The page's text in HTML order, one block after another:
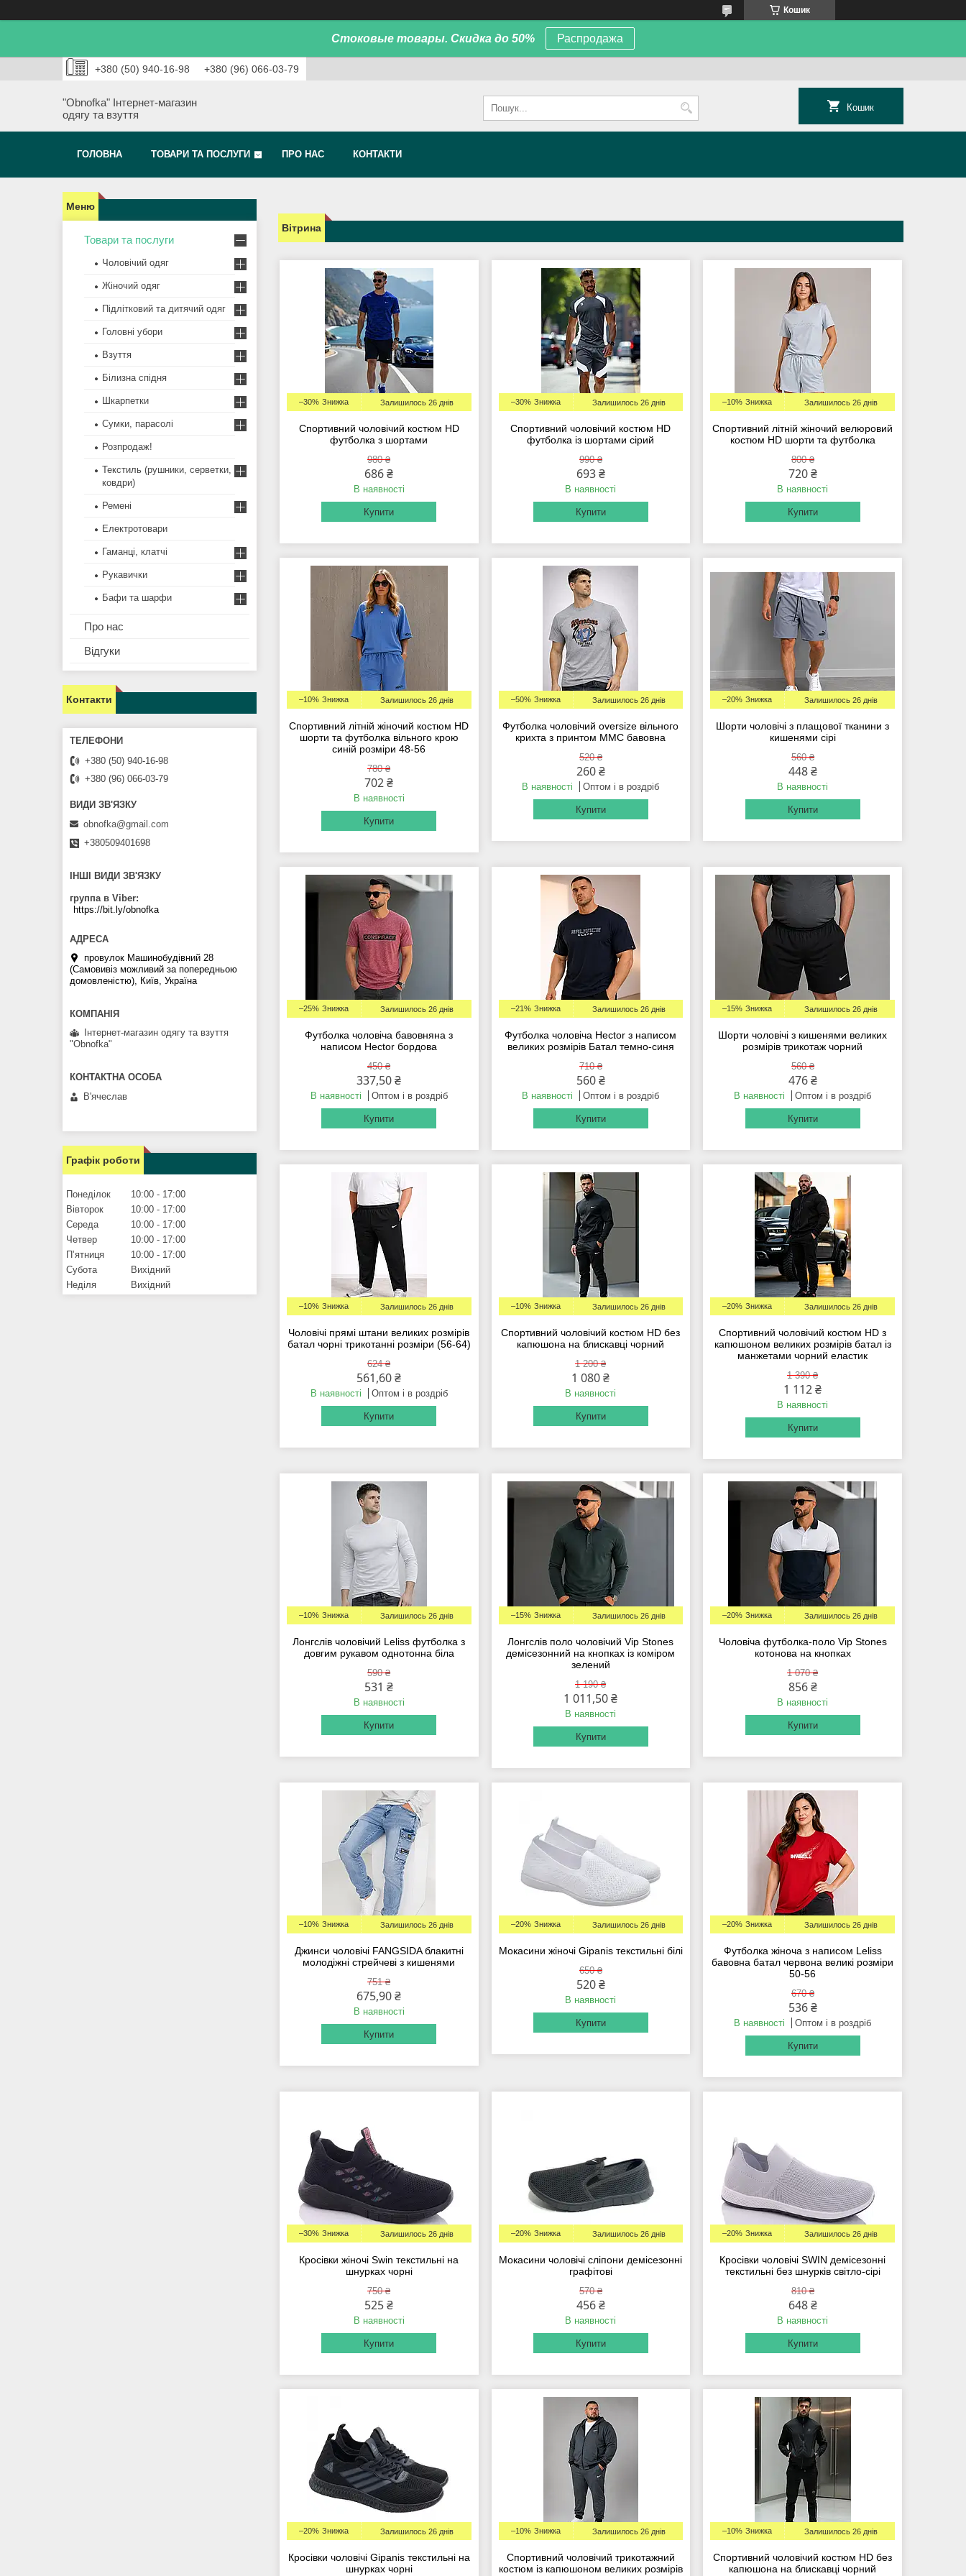
Кошик
Стоковые товары. Скидка до 50% Распродажа
+380 (50) 940-16-98 +380 (96) 066-03-79
"Obnofka" Інтернет-магазин
одягу та взуття
Кошик
ГОЛОВНА ТОВАРИ ТА ПОСЛУГИ ПРО НАС КОНТАКТИ
Вітрина
–30% Залишилось 26 днів
Спортивний чоловічий костюм HD
футболка з шортами
980 ₴
686 ₴
В наявності
Купити
–30% Залишилось 26 днів
Спортивний чоловічий костюм HD
футболка із шортами сірий
990 ₴
693 ₴
В наявності
Купити
–10% Залишилось 26 днів
Спортивний літній жіночий велюровий
костюм HD шорти та футболка
800 ₴
720 ₴
В наявності
Купити
–10% Залишилось 26 днів
Спортивний літній жіночий костюм HD
шорти та футболка вільного крою
синій розміри 48-56
780 ₴
702 ₴
В наявності
Купити
–50% Залишилось 26 днів
Футболка чоловічий oversize вільного
крихта з принтом MMC бавовна
520 ₴
260 ₴
В наявності Оптом і в роздріб
Купити
–20% Залишилось 26 днів
Шорти чоловічі з плащової тканини з
кишенями сірі
560 ₴
448 ₴
В наявності
Купити
–25% Залишилось 26 днів
Футболка чоловіча бавовняна з
написом Hector бордова
450 ₴
337,50 ₴
В наявності Оптом і в роздріб
Купити
–21% Залишилось 26 днів
Футболка чоловіча Hector з написом
великих розмірів Батал темно-синя
710 ₴
560 ₴
В наявності Оптом і в роздріб
Купити
–15% Залишилось 26 днів
Шорти чоловічі з кишенями великих
розмірів трикотаж чорний
560 ₴
476 ₴
В наявності Оптом і в роздріб
Купити
–10% Залишилось 26 днів
Чоловічі прямі штани великих розмірів
батал чорні трикотанні розміри (56-64)
624 ₴
561,60 ₴
В наявності Оптом і в роздріб
Купити
–10% Залишилось 26 днів
Спортивний чоловічий костюм HD без
капюшона на блискавці чорний
1 200 ₴
1 080 ₴
В наявності
Купити
–20% Залишилось 26 днів
Спортивний чоловічий костюм HD з
капюшоном великих розмірів батал із
манжетами чорний еластик
1 390 ₴
1 112 ₴
В наявності
Купити
–10% Залишилось 26 днів
Лонгслів чоловічий Leliss футболка з
довгим рукавом однотонна біла
590 ₴
531 ₴
В наявності
Купити
–15% Залишилось 26 днів
Лонгслів поло чоловічий Vip Stones
демісезонний на кнопках із коміром
зелений
1 190 ₴
1 011,50 ₴
В наявності
Купити
–20% Залишилось 26 днів
Чоловіча футболка-поло Vip Stones
котонова на кнопках
1 070 ₴
856 ₴
В наявності
Купити
–10% Залишилось 26 днів
Джинси чоловічі FANGSIDA блакитні
молодіжні стрейчеві з кишенями
751 ₴
675,90 ₴
В наявності
Купити
–20% Залишилось 26 днів
Мокасини жіночі Gipanis текстильні білі
650 ₴
520 ₴
В наявності
Купити
–20% Залишилось 26 днів
Футболка жіноча з написом Leliss
бавовна батал червона великі розміри
50-56
670 ₴
536 ₴
В наявності Оптом і в роздріб
Купити
–30% Залишилось 26 днів
Кросівки жіночі Swin текстильні на
шнурках чорні
750 ₴
525 ₴
В наявності
Купити
–20% Залишилось 26 днів
Мокасини чоловічі сліпони демісезонні
графітові
570 ₴
456 ₴
В наявності
Купити
–20% Залишилось 26 днів
Кросівки чоловічі SWIN демісезонні
текстильні без шнурків світло-сірі
810 ₴
648 ₴
В наявності
Купити
–20% Залишилось 26 днів
Кросівки чоловічі Gipanis текстильні на
шнурках чорні
–10% Залишилось 26 днів
Спортивний чоловічий трикотажний
костюм із капюшоном великих розмірів
–10% Залишилось 26 днів
Спортивний чоловічий костюм HD без
капюшона на блискавці чорний
Товари та послуги
Чоловічий одяг
Жіночий одяг
Підлітковий та дитячий одяг
Головні убори
Взуття
Білизна спідня
Шкарпетки
Сумки, парасолі
Розпродаж!
Текстиль (рушники, серветки,
ковдри)
Ремені
Електротовари
Гаманці, клатчі
Рукавички
Бафи та шарфи
Про нас
Відгуки
Контакти
+380 (50) 940-16-98
+380 (96) 066-03-79
obnofka@gmail.com
+380509401698
ІНШІ ВИДИ ЗВ'ЯЗКУ
группа в Viber
https://bit.ly/obnofka
провулок Машинобудівний 28
(Самовивіз можливий за попередньою
домовленістю), Київ, Україна
Інтернет-магазин одягу та взуття
"Obnofka"
В'ячеслав
Графік роботи
Понеділок 10:00
17:00
Вівторок
10:00
17:00
Середа
10:00
17:00
Четвер
10:00
17:00
Пʼятниця
10:00
17:00
Субота
Вихідний
Неділя
Вихідний